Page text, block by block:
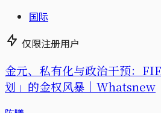
国际
仅限注册用户
金元、私有化与政治干预：
划」的金权风暴｜Whatsnew